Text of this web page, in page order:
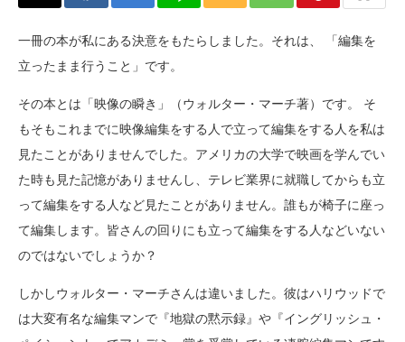
一冊の本が私にある決意をもたらしました。それは、 「編集を
立ったまま行うこと」です。
その本とは「映像の瞬き」（ウォルター・マーチ著）です。 そ
もそもこれまでに映像編集をする人で立って編集をする人を私は
見たことがありませんでした。アメリカの大学で映画を学んでい
た時も見た記憶がありませんし、テレビ業界に就職してからも立
って編集をする人など見たことがありません。誰もが椅子に座っ
て編集します。皆さんの回りにも立って編集をする人などいない
のではないでしょうか？
しかしウォルター・マーチさんは違いました。彼はハリウッドで
は大変有名な編集マンで『地獄の黙示録』や『イングリッシュ・